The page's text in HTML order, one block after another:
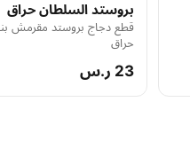
بروستد السلطان حراق
قطع دجاج بروستد مقرمش
حراق
23 ر.س